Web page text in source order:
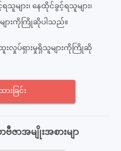
ျား၊ နေထိုင်ခွင့်ရသူများ၊
များကိုကြိုဆိုပါသည်။
းလှုပ်ရှားမှုရှိသူများကိုကြိုဆို
းခြင်း
ဇာအမျိုးအစားမျာ